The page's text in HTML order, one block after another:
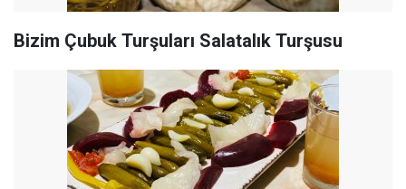
Bizim Çubuk Turşuları Salatalık Turşusu